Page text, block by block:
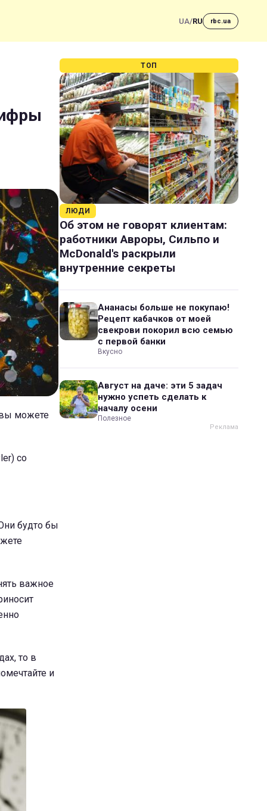
UA/RU rbc.ua
вы можете
со
будто бы
важное
то в
и
ТОП
ЛЮДИ
Об этом не говорят клиентам:
работники Авроры, Сильпо и
McDonald's раскрыли
внутренние секреты
Ананасы больше не покупаю!
Рецепт кабачков от моей
свекрови покорил всю семью
с первой банки
Вкусно
Август на даче: эти 5 задач
нужно успеть сделать к
началу осени
Полезное